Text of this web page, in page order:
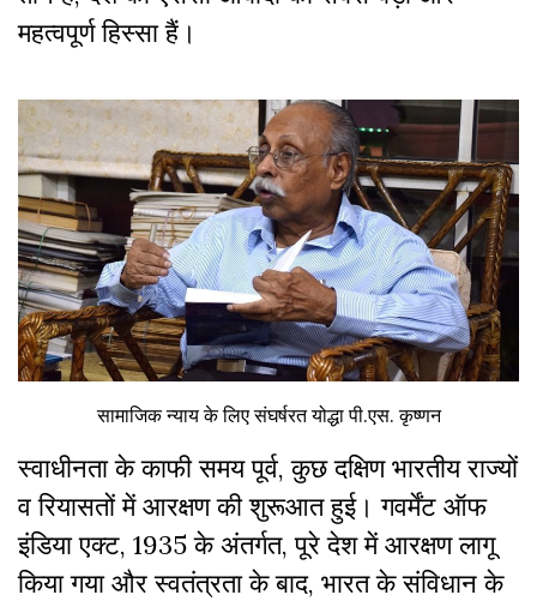
महत्वपूर्ण हिस्सा हैं।
सामाजिक न्याय के लिए संघर्षरत योद्धा पी.एस. कृष्णन
स्वाधीनता के काफी समय पूर्व, कुछ दक्षिण भारतीय राज्यों
व रियासतों में आरक्षण की शुरूआत हुई। गवर्मेंट ऑफ
इंडिया एक्ट, 1935 के अंतर्गत, पूरे देश में आरक्षण लागू
किया गया और स्वतंत्रता के बाद, भारत के संविधान के